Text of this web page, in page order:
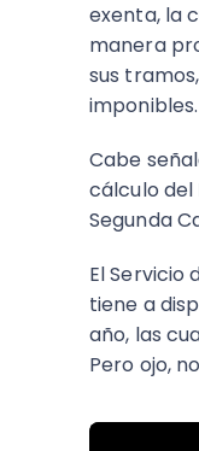
exenta, la
manera
sus
imponibles.
Cabe
cálculo del
Segunda
El Servicio
tiene a
año, las
Pero ojo,